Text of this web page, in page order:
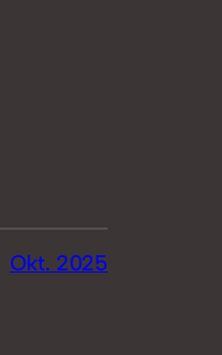
Okt. 2025